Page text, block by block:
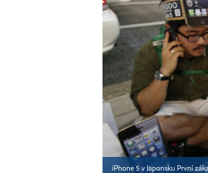
iPhone 5 v Japonsku První